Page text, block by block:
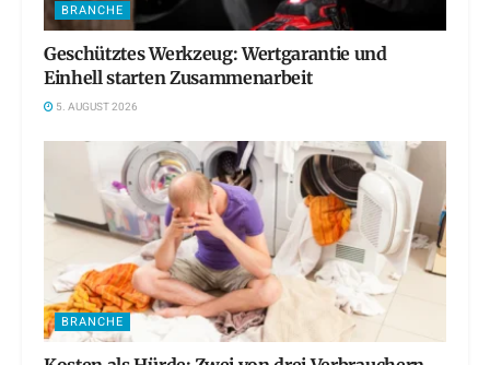
BRANCHE
Geschütztes Werkzeug: Wertgarantie und
Einhell starten Zusammenarbeit
5. AUGUST 2026
BRANCHE